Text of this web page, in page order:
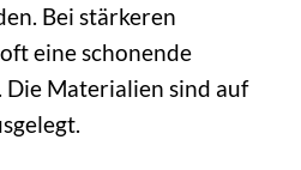
Bei stärkeren
eine schonende
Die Materialien sind auf